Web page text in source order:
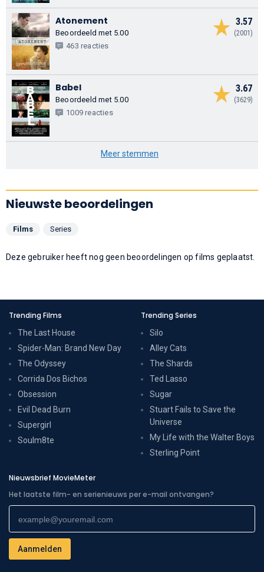
3.57
(2001)
Atonement
Beoordeeld met 5.00
463 reacties
3.67
(3629)
Babel
Beoordeeld met 5.00
1009 reacties
Meer stemmen
Nieuwste beoordelingen
Films Series
Deze gebruiker heeft nog geen beoordelingen op films geplaatst.
Trending Films
The Last House
Spider-Man: Brand New Day
The Odyssey
Corrida Dos Bichos
Obsession
Evil Dead Burn
Supergirl
Soulm8te
Trending Series
Silo
Alley Cats
The Shards
Ted Lasso
Sugar
Stuart Fails to Save the
Universe
My Life with the Walter Boys
Sterling Point
Nieuwsbrief MovieMeter
Het laatste film- en serienieuws per e-mail ontvangen?